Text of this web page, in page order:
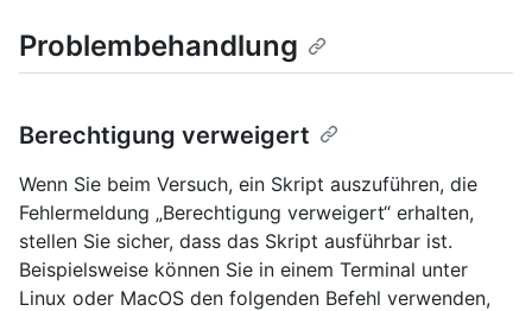
Problembehandlung
Berechtigung verweigert
Wenn Sie beim Versuch, ein Skript auszuführen, die
Fehlermeldung „Berechtigung verweigert“ erhalten,
stellen Sie sicher, dass das Skript ausführbar ist.
Beispielsweise können Sie in einem Terminal unter
Linux oder MacOS den folgenden Befehl verwenden,